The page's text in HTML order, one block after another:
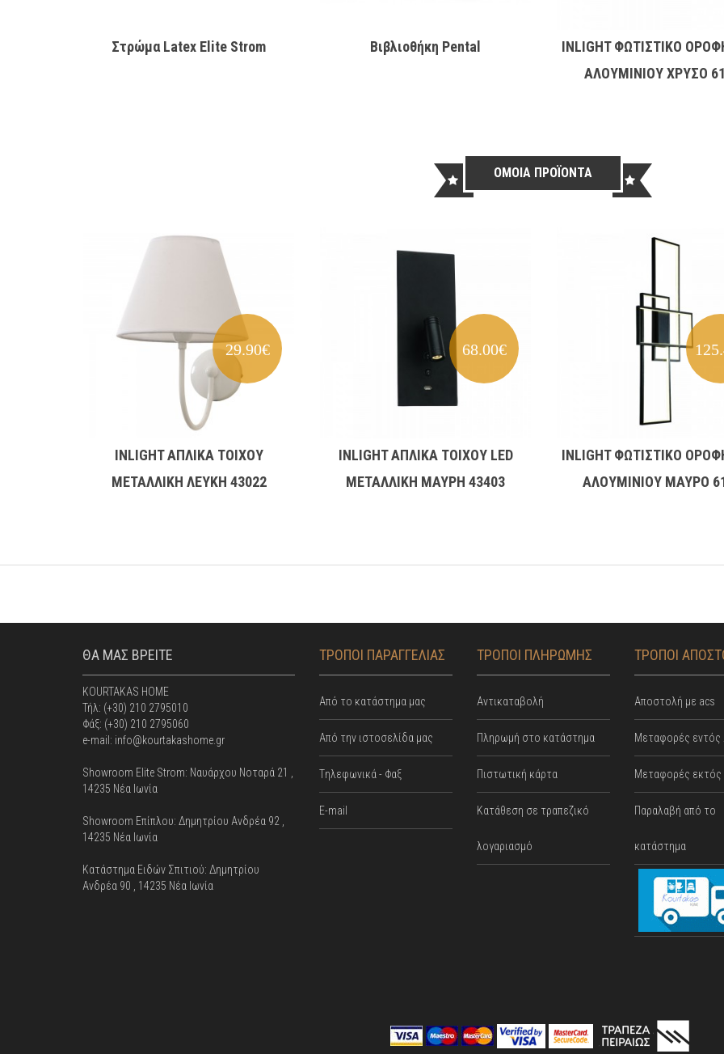
Στρώμα Latex Elite Strom Βιβλιοθήκη Pental
INLIGHT ΦΩΤΙΣΤΙΚΟ
ΑΛΟΥΜΙΝΙΟΥ ΧΡΥΣΟ
ΟΜΟΙΑ ΠΡΟΪΟΝΤΑ
29.90€
INLIGHT ΑΠΛΙΚΑ ΤΟΙΧΟΥ
ΜΕΤΑΛΛΙΚΗ ΛΕΥΚΗ 43022
68.00€
INLIGHT ΑΠΛΙΚΑ ΤΟΙΧΟΥ LED
ΜΕΤΑΛΛΙΚΗ ΜΑΥΡΗ 43403
INLIGHT ΦΩΤΙΣΤΙΚΟ
ΑΛΟΥΜΙΝΙΟΥ ΜΑΥΡΟ
ΘΑ ΜΑΣ ΒΡΕΙΤΕ
KOURTAKAS HOME
Τήλ: (+30) 210 2795010
Φάξ: (+30) 210 2795060
e-mail: info@kourtakashome.gr
Showroom Elite Strom: Nαυάρχου Νοταρά 21 ,
14235 Νέα Ιωνία
Showroom Επίπλου: Δημητρίου Ανδρέα 92 ,
14235 Νέα Ιωνία
Κατάστημα Ειδών Σπιτιού: Δημητρίου
Ανδρέα 90 , 14235 Νέα Ιωνία
ΤΡΟΠΟΙ ΠΑΡΑΓΓΕΛΙΑΣ
Από το κατάστημα μας
Από την ιστοσελίδα μας
Tηλεφωνικά - Φαξ
E-mail
ΤΡΟΠΟΙ ΠΛΗΡΩΜΗΣ
Αντικαταβολή
Πληρωμή στο κατάστημα
Πιστωτική κάρτα
Κατάθεση σε τραπεζικό
λογαριασμό
ΤΡΟΠΟΙ
Αποστολή με acs
Mεταφορές εντός
Μεταφορές εκτός
Παραλαβή από το
κατάστημα